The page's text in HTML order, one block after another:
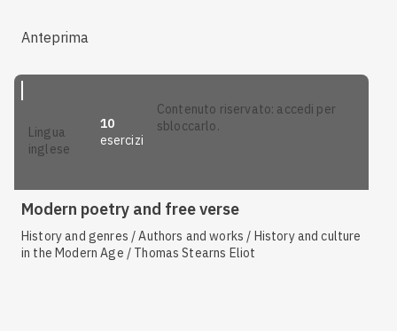
Anteprima
lingua
inglese
10
esercizi
contenuto riservato: accedi per
sbloccarlo.
Modern poetry and free verse
History and genres / Authors and works / History and culture
in the Modern Age / Thomas Stearns Eliot